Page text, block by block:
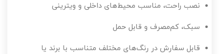
نصب راحت، مناسب محیط‌های داخلی و ویترینی
سبک، کم‌مصرف و قابل حمل
قابل سفارش در رنگ‌های مختلف متناسب با برند یا